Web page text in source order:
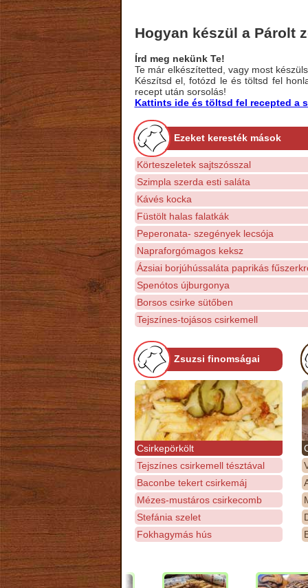
Hogyan készül a Párolt
Írd meg nekünk Te!
Te már elkészítetted, vagy most
Készítsd el, fotózd le és töltsd fel
recept után sorsolás!
Kattints ide és töltsd fel recepted a
Ezeket keresték mások
Körteszeletek sajtszósszal
Szimpla szerda esti saláta
Kávés kocka
Füstölt halas falatkák
Peperonata- szegények lecsója
Napraforgómagos keksz
Ázsiai borjúhússaláta paprikás
Spenótos újburgonya
Borsos csirke sütőben
Tejszínes-tojásos csirkemell
Zsuzsi finomságai
Csirkepörkölt
Tejszínes csirkemell tésztával
Baconbe tekert csirkemáj
Mézes-mustáros csirkecomb
Stefánia szelet
Fokhagymás hús